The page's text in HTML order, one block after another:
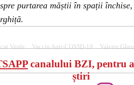
purtarea măștii în spații
Verde Vaccin Anti-COVID-19 Valeriu
canalului BZI, pentru
știri